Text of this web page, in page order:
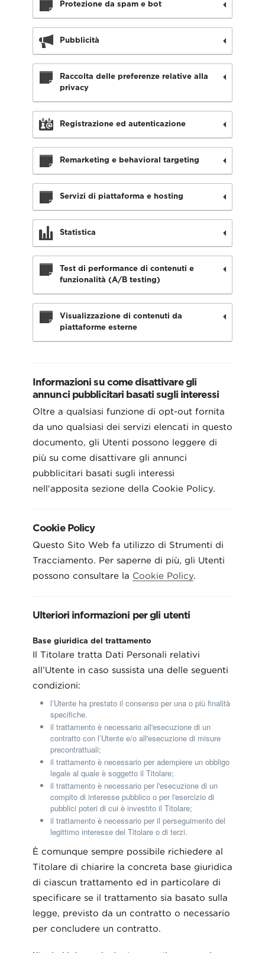
Protezione da spam e bot
Pubblicità
Raccolta delle preferenze relative alla
privacy
Registrazione ed autenticazione
Remarketing e behavioral targeting
Servizi di piattaforma e hosting
Statistica
Test di performance di contenuti e
funzionalità (A/B testing)
Visualizzazione di contenuti da
piattaforme esterne
Informazioni su come disattivare gli
annunci pubblicitari basati sugli interessi
Oltre a qualsiasi funzione di opt-out fornita
da uno qualsiasi dei servizi elencati in questo
documento, gli Utenti possono leggere di
più su come disattivare gli annunci
pubblicitari basati sugli interessi
nell'apposita sezione della Cookie Policy.
Cookie Policy
Questo Sito Web fa utilizzo di Strumenti di
Tracciamento. Per saperne di più, gli Utenti
possono consultare la Cookie Policy.
Ulteriori informazioni per gli utenti
Base giuridica del trattamento
Il Titolare tratta Dati Personali relativi
all’Utente in caso sussista una delle seguenti
condizioni:
l’Utente ha prestato il consenso per una o più finalità
specifiche.
il trattamento è necessario all'esecuzione di un
contratto con l’Utente e/o all'esecuzione di misure
precontrattuali;
il trattamento è necessario per adempiere un obbligo
legale al quale è soggetto il Titolare;
il trattamento è necessario per l'esecuzione di un
compito di interesse pubblico o per l'esercizio di
pubblici poteri di cui è investito il Titolare;
il trattamento è necessario per il perseguimento del
legittimo interesse del Titolare o di terzi.
È comunque sempre possibile richiedere al
Titolare di chiarire la concreta base giuridica
di ciascun trattamento ed in particolare di
specificare se il trattamento sia basato sulla
legge, previsto da un contratto o necessario
per concludere un contratto.